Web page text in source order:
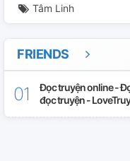
Tâm Linh
FRIENDS
Đọc truyện online -
đọc truyện -